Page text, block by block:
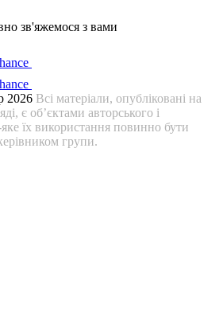
зв'яжемося з вами
2026 Всі матеріали, опубліковані на
є об’єктами авторського і
їх використання повинно бути
групи.